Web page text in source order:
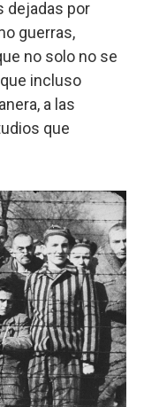
dejadas por
guerras,
no solo no se
incluso
a las
que